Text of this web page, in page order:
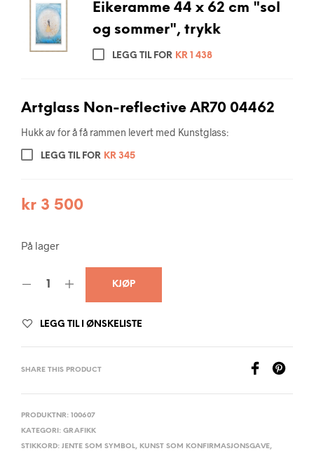
Eikeramme 44 x 62 cm "sol
og sommer", trykk
LEGG TIL FOR KR1 438
Artglass Non-reflective AR70 04462
Hukk av for å få rammen levert med Kunstglass:
LEGG TIL FOR KR 345
kr 3 500
På lager
KJØP
LEGG TIL I ØNSKELISTE
SHARE THIS PRODUCT
PRODUKTNR: 100607
KATEGORI: GRAFIKK
STIKKORD: JENTE SOM SYMBOL, KUNST SOM KONFIRMASJONSGAVE,